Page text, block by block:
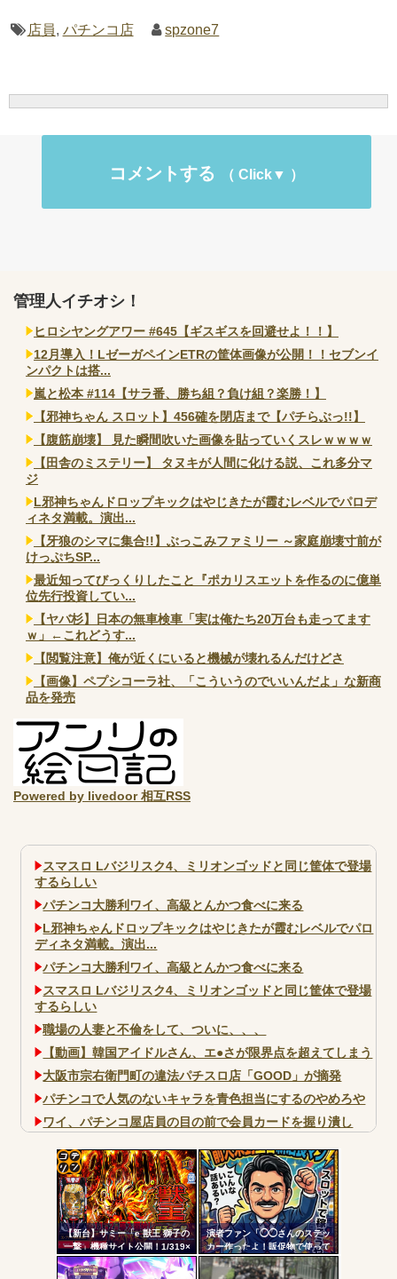
店員, パチンコ店 spzone7
コメントする
管理人イチオシ！
ヒロシヤングアワー #645【ギスギスを回避せよ！！】
12月導入！LゼーガペインETRの筐体画像が公開！！セブンイ
ンパクトは搭...
嵐と松本 #114【サラ番、勝ち組？負け組？楽勝！】
【邪神ちゃん スロット】456確を閉店まで【パチらぶっ!!】
【腹筋崩壊】 見た瞬間吹いた画像を貼っていくスレｗｗｗｗ
【田舎のミステリー】 タヌキが人間に化ける説、これ多分マ
ジ
L邪神ちゃんドロップキックはやじきたが霞むレベルでパロデ
ィネタ満載。演出...
【牙狼のシマに集合!!】ぶっこみファミリー ～家庭崩壊寸前が
けっぷちSP...
最近知ってびっくりしたこと『ポカリスエットを作るのに億単
位先行投資してい...
【ヤバ杉】日本の無車検車「実は俺たち20万台も走ってます
ｗ」←これどうす...
【閲覧注意】俺が近くにいると機械が壊れるんだけどさ
【画像】ペプシコーラ社、「こういうのでいいんだよ」な新商
品を発売
Powered by livedoor 相互RSS
スマスロ Lバジリスク4、ミリオンゴッドと同じ筐体で登場
するらしい
パチンコ大勝利ワイ、高級とんかつ食べに来る
L邪神ちゃんドロップキックはやじきたが霞むレベルでパロ
ディネタ満載。演出...
パチンコ大勝利ワイ、高級とんかつ食べに来る
スマスロ Lバジリスク4、ミリオンゴッドと同じ筐体で登場
するらしい
職場の人妻と不倫をして、ついに、、、
【動画】韓国アイドルさん、エ●さが限界点を超えてしまう
大阪市宗右衛門町の違法パチスロ店「GOOD」が摘発
パチンコで人気のないキャラを青色担当にするのやめろや
ワイ、パチンコ屋店員の目の前で会員カードを握り潰し
無職のパチンコカス(22)なんやが、ワイの人生どれくらい
ヤバいか教えて？...
AngelBeats!とかいうクソアニメの思い出ｗｗｗ
【新台】サミー「e 獣王 獅子の
一撃」機種サイト公開！1/319×
ドデカSTRAIGHT、右の1/2で平
均9,800個のサバチャンに突入
演者ファン「◯◯さんのステッ
カー作ったよ！販促物で使って
いいよ」ﾎｲ ジャンバリ「勝手
にグッズ作ってタレントに渡さ
コテ
リン
- 固
定リ